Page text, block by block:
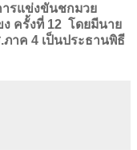
ารแข่งขันชกมวย
ง ครั้งที่ 12 โดยมีนาย
ภาค 4 เป็นประธานพิธี